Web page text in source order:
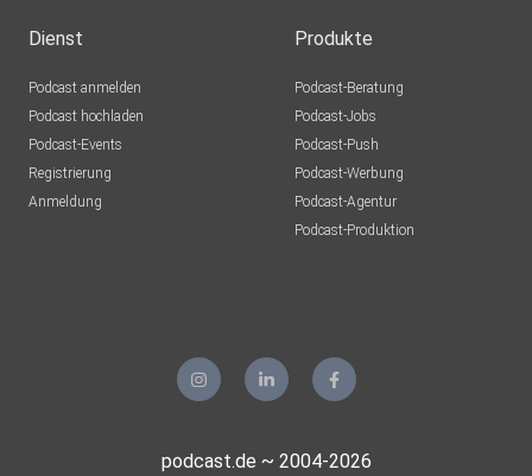
Dienst
Podcast anmelden
Podcast hochladen
Podcast-Events
Registrierung
Anmeldung
Produkte
Podcast-Beratung
Podcast-Jobs
Podcast-Push
Podcast-Werbung
Podcast-Agentur
Podcast-Produktion
podcast.de ~ 2004-2026